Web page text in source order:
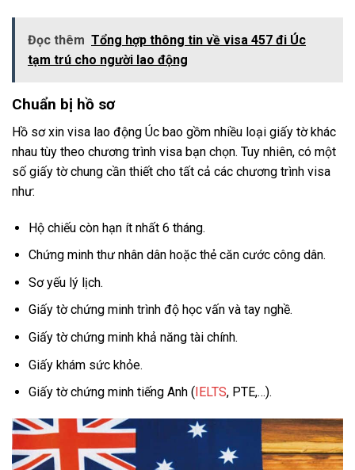
Đọc thêm Tổng hợp thông tin về visa 457 đi Úc
tạm trú cho người lao động
Chuẩn bị hồ sơ
Hồ sơ xin visa lao động Úc bao gồm nhiều loại giấy tờ khác
nhau tùy theo chương trình visa bạn chọn. Tuy nhiên, có một
số giấy tờ chung cần thiết cho tất cả các chương trình visa
như:
Hộ chiếu còn hạn ít nhất 6 tháng.
Chứng minh thư nhân dân hoặc thẻ căn cước công dân.
Sơ yếu lý lịch.
Giấy tờ chứng minh trình độ học vấn và tay nghề.
Giấy tờ chứng minh khả năng tài chính.
Giấy khám sức khỏe.
Giấy tờ chứng minh tiếng Anh (IELTS, PTE,…).